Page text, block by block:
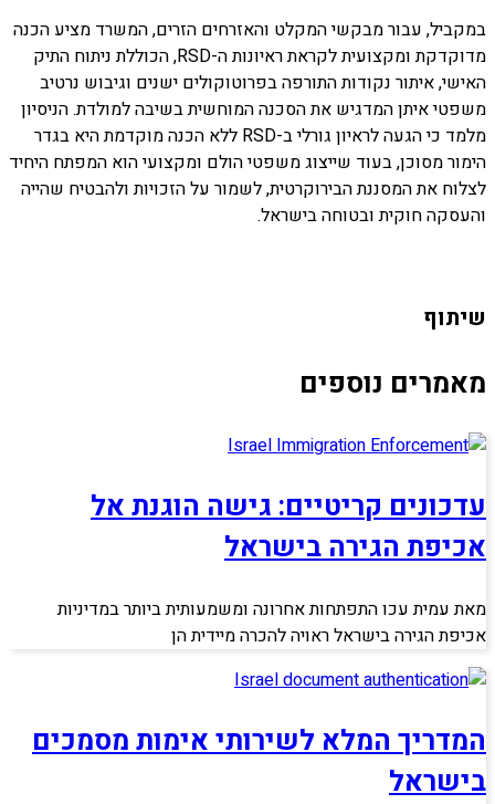
במקביל, עבור מבקשי המקלט והאזרחים הזרים, המשרד מציע הכנה
מדוקדקת ומקצועית לקראת ראיונות ה-RSD, הכוללת ניתוח התיק
האישי, איתור נקודות התורפה בפרוטוקולים ישנים וגיבוש נרטיב
משפטי איתן המדגיש את הסכנה המוחשית בשיבה למולדת. הניסיון
מלמד כי הגעה לראיון גורלי ב-RSD ללא הכנה מוקדמת היא בגדר
הימור מסוכן, בעוד שייצוג משפטי הולם ומקצועי הוא המפתח היחיד
לצלוח את המסננת הבירוקרטית, לשמור על הזכויות ולהבטיח שהייה
והעסקה חוקית ובטוחה בישראל.
שיתוף
מאמרים נוספים
עדכונים קריטיים: גישה הוגנת אל
אכיפת הגירה בישראל
מאת עמית עכו התפתחות אחרונה ומשמעותית ביותר במדיניות
אכיפת הגירה בישראל ראויה להכרה מיידית הן
המדריך המלא לשירותי אימות מסמכים
בישראל